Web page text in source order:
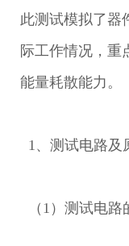
此测试模拟了器
际工作情况，重
能量耗散能力。
1、测试电路及
（1）测试电路